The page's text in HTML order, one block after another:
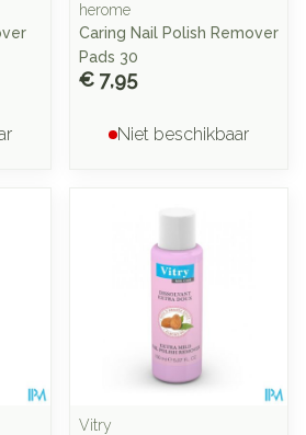
herome
Caring Nail Polish Remover
Pads 30
€ 7,95
Niet beschikbaar
Vitry